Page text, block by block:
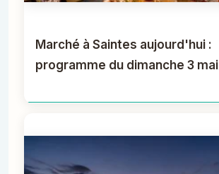
Marché à Saintes aujourd'hui :
programme du dimanche 3 mai